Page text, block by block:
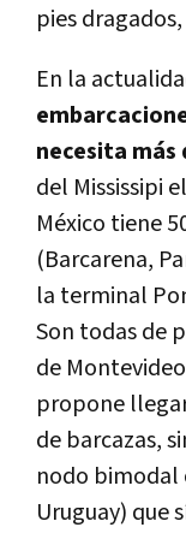
pies
En la
necesita más
del Mississipi
México tiene
(Barcarena,
la terminal
Son todas de
de
propone
de barcazas,
nodo bimodal
Uruguay) que